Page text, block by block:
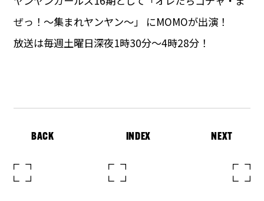
ぜっ！～集まれヤンヤン～」 にMOMOが出演！
放送は毎週土曜日深夜1時30分～4時28分！
BACK INDEX NEXT